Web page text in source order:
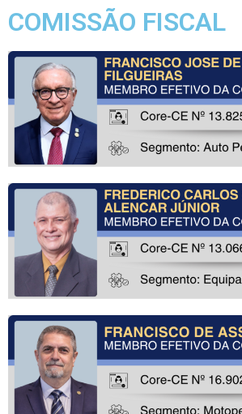
COMISSÃO FISCAL​